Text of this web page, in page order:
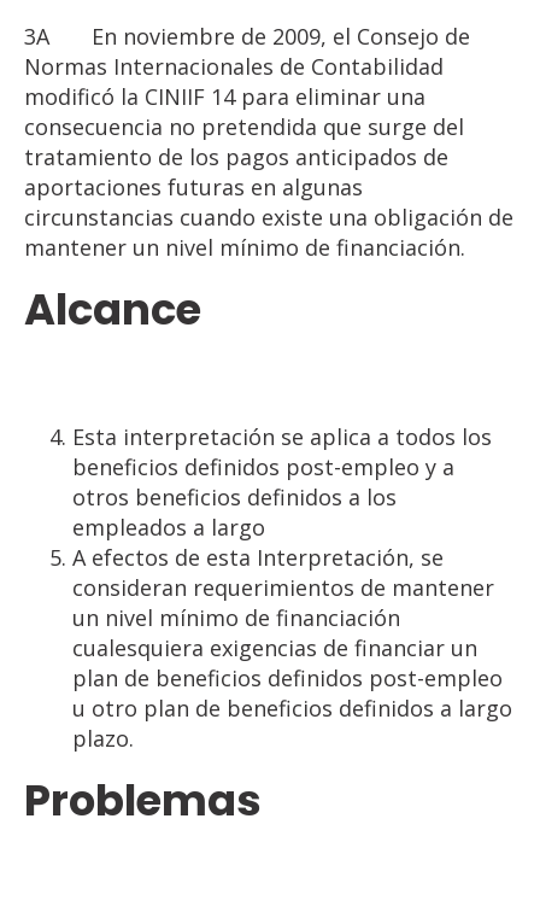
3A En noviembre de 2009, el Consejo de
Normas Internacionales de Contabilidad
modificó la CINIIF 14 para eliminar una
consecuencia no pretendida que surge del
tratamiento de los pagos anticipados de
aportaciones futuras en algunas
circunstancias cuando existe una obligación de
mantener un nivel mínimo de financiación.
Alcance
Esta interpretación se aplica a todos los
beneficios definidos post-empleo y a
otros beneficios definidos a los
empleados a largo
A efectos de esta Interpretación, se
consideran requerimientos de mantener
un nivel mínimo de financiación
cualesquiera exigencias de financiar un
plan de beneficios definidos post-empleo
u otro plan de beneficios definidos a largo
plazo.
Problemas